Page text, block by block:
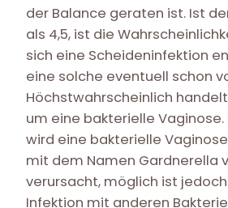
der Balance geraten ist. Ist
als 4,5, ist die
sich eine Scheideninfektion
eine solche eventuell schon
Höchstwahrscheinlich
um eine bakterielle Vaginose.
wird eine bakterielle
mit dem Namen Gardnerella
verursacht, möglich ist
Infektion mit anderen